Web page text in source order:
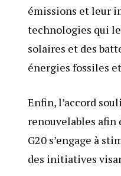
émissions et leur
technologies qui
solaires et des
énergies fossiles
Enfin, l’accord
renouvelables afin
G20 s’engage à
des initiatives